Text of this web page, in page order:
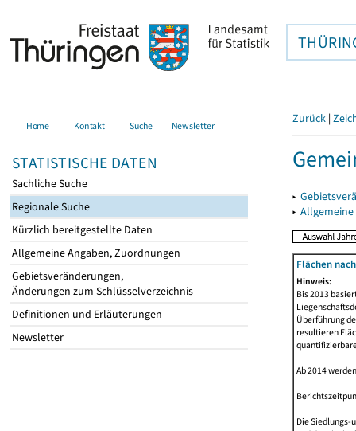
Home Kontakt Suche Newsletter
STATISTISCHE DATEN
Sachliche Suche
Regionale Suche
Kürzlich bereitgestellte Daten
Allgemeine Angaben, Zuordnungen
Gebietsveränderungen,
Änderungen zum Schlüsselverzeichnis
Definitionen und Erläuterungen
Newsletter
Zurück |
▸
▸
Flächen
Hinweis:
Bis 2013
Überführung
resultieren
Ab 2014
Die Siedlungs-